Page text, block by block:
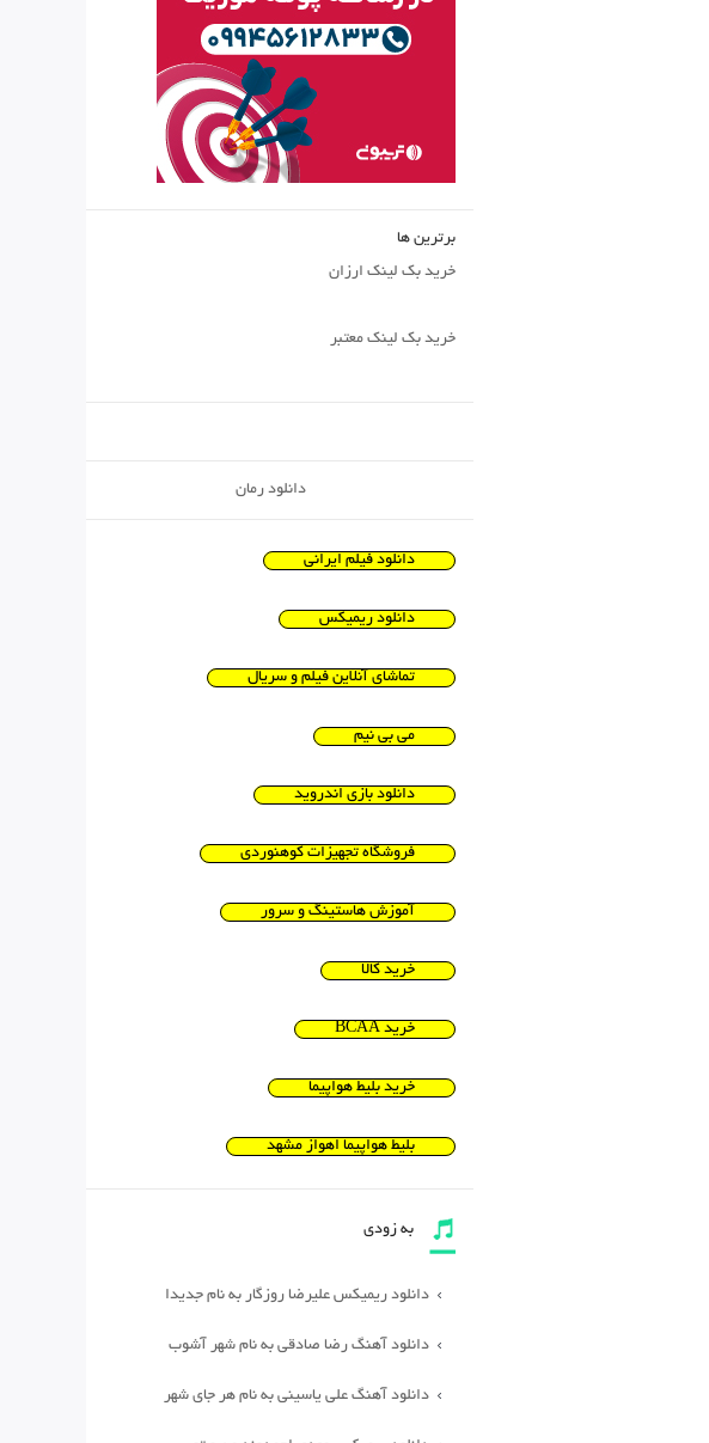
برترین ها
خرید بک لینک ارزان
خرید بک لینک معتبر
دانلود رمان
دانلود فیلم ایرانی
دانلود ریمیکس
تماشای آنلاین فیلم و سریال
می بی نیم
دانلود بازی اندروید
فروشگاه تجهیزات کوهنوردی
آموزش هاستینگ و سرور
خرید کالا
خرید BCAA
خرید بلیط هواپیما
بلیط هواپیما اهواز مشهد
به زودی
دانلود ریمیکس علیرضا روزگار به نام جدیدا
دانلود آهنگ رضا صادقی به نام شهر آشوب
دانلود آهنگ علی یاسینی به نام هر جای شهر